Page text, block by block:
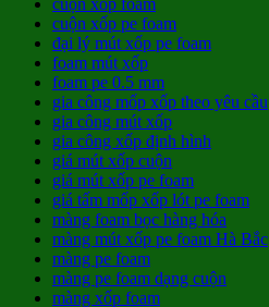
cuộn xốp pe foam
đại lý mút xốp pe foam
foam mút xốp
foam pe 0.5 mm
gia công mốp xốp theo yêu cầu
gia công mút xốp
gia công xốp định hình
giá mút xốp cuộn
giá mút xốp pe foam
giá tấm mốp xốp lót pe foam
màng foam bọc hàng hóa
màng mút xốp pe foam Hà Bắc
màng pe foam
màng pe foam dạng cuộn
màng xốp foam